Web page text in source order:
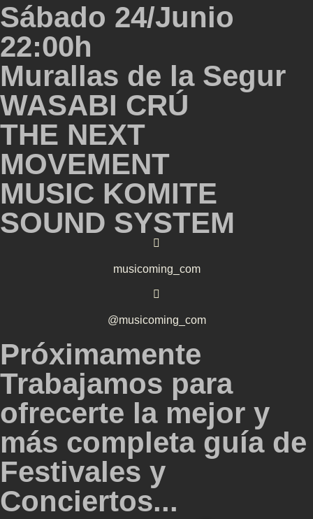
Sábado 24/Junio
22:00h
Murallas de la Segur
WASABI CRÚ
THE NEXT
MOVEMENT
MUSIC KOMITE
SOUND SYSTEM
musicoming_com
@musicoming_com
Próximamente
Trabajamos para
ofrecerte la mejor y
más completa guía de
Festivales y
Conciertos...